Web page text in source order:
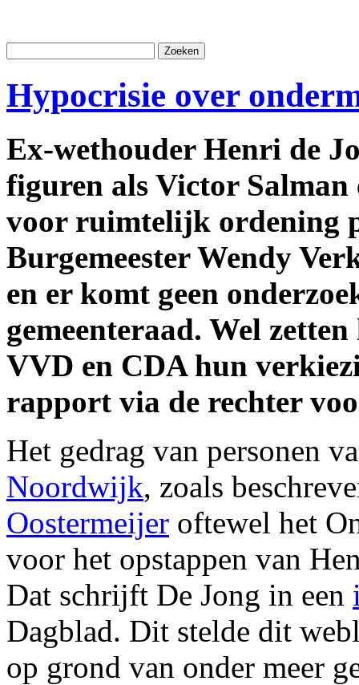
Hypocrisie over
Ex-wethouder Henri de
figuren als Victor
voor ruimtelijk ordening
Burgemeester Wendy
en er komt geen
gemeenteraad. Wel
VVD en CDA hun
rapport via de rechter
Het gedrag van personen
Noordwijk, zoals
Oostermeijer oftewel het
voor het opstappen van
Dat schrijft De Jong in een
Dagblad. Dit stelde dit
op grond van onder meer